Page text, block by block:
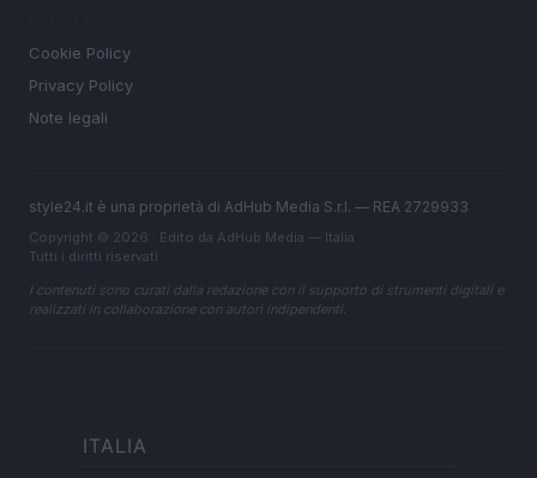
Cookie Policy
Privacy Policy
Note legali
style24.it è una proprietà di AdHub Media S.r.l. — REA 2729933
Copyright © 2026 · Edito da AdHub Media — Italia
Tutti i diritti riservati
I contenuti sono curati dalla redazione con il supporto di strumenti digitali e
realizzati in collaborazione con autori indipendenti.
ITALIA